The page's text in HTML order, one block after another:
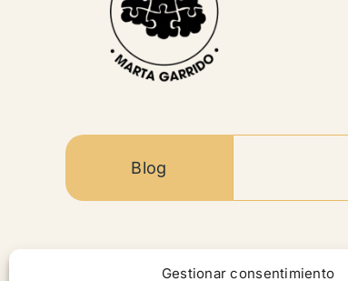
Gestionar consentimiento
Blog
Contenido